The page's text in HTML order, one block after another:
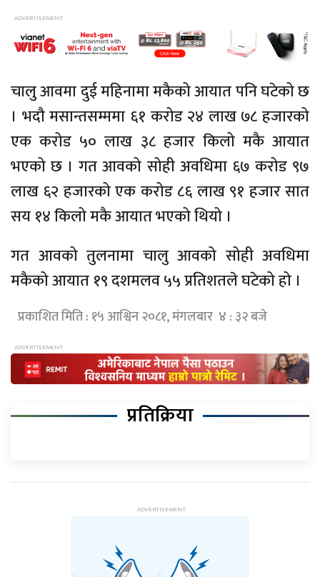
चालु आवमा दुई महिनामा मकैको आयात पनि घटेको छ
। भदौ मसान्तसम्ममा ६१ करोड २४ लाख ७८ हजारको
एक करोड ५० लाख ३८ हजार किलो मकै आयात
भएको छ । गत आवको सोही अवधिमा ६७ करोड ९७
लाख ६२ हजारको एक करोड ८६ लाख ९१ हजार सात
सय १४ किलो मकै आयात भएको थियो ।
गत आवको तुलनामा चालु आवको सोही अवधिमा
मकैको आयात १९ दशमलव ५५ प्रतिशतले घटेको हो ।
प्रकाशित मिति : १५ आश्विन २०८१, मंगलबार ४ : ३२ बजे
प्रतिक्रिया